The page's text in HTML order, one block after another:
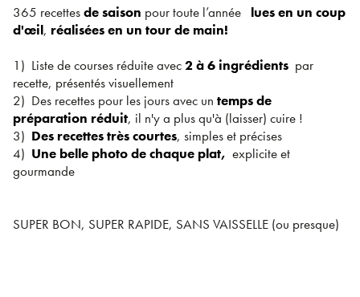
365 recettesde saison pour toute l’année lues en un coup
d'œil, réalisées en un tour de main!
1) Liste de courses réduite avec2 à 6 ingrédients par
recette, présentés visuellement
2) Des recettes pour les jours avec un temps de
préparation réduit, il n'y a plus qu'à (laisser) cuire !
3) Des recettes très courtes, simples et précises
4) Une belle photo de chaque plat, explicite et
gourmande
SUPER BON, SUPER RAPIDE, SANS VAISSELLE (ou presque)